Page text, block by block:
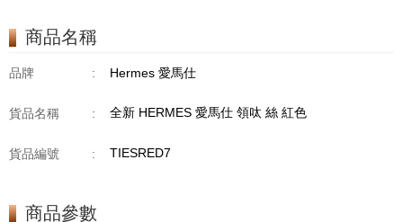
商品名稱
品牌 : Hermes 愛馬仕
貨品名稱 : 全新 HERMES 愛馬仕 領呔 絲 紅色
貨品編號 : TIESRED7
商品參數